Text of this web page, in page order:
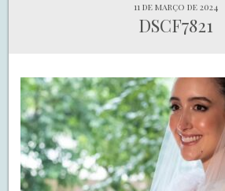
11 de março de 2024
DSCF7821